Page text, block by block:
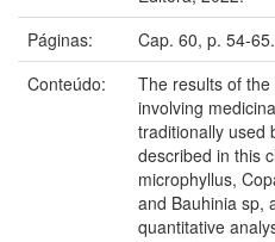
Páginas:
Cap. 60, p. 54-65.
Conteúdo:
The results of
involving
traditionally used
described in this
microphyllus,
and Bauhinia sp,
quantitative